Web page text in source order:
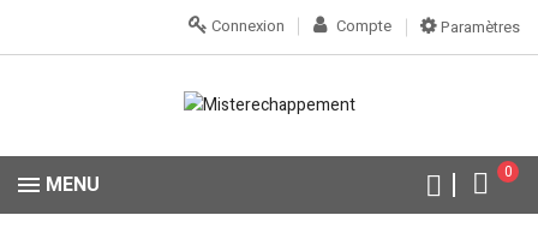
Paramètres
Compte
Connexion
0
MENU